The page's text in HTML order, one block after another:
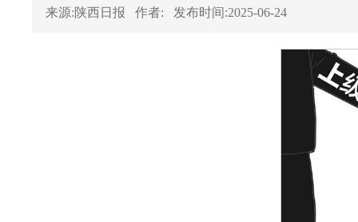
来源:陕西日报 作者: 发布时间:2025-06-24